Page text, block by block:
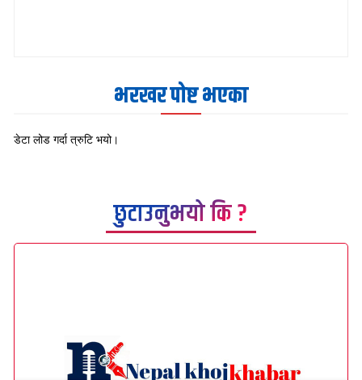
भरखर पोष्ट भएका
डेटा लोड गर्दा त्रुटि भयो।
छुटाउनुभयो कि ?